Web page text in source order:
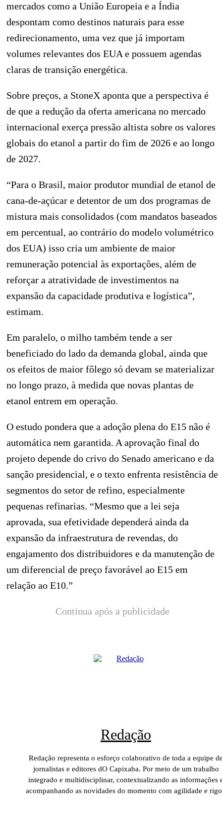
mercados como a União Europeia e a Índia
despontam como destinos naturais para esse
redirecionamento, uma vez que já importam
volumes relevantes dos EUA e possuem agendas
claras de transição energética.
Sobre preços, a StoneX aponta que a perspectiva é
de que a redução da oferta americana no mercado
internacional exerça pressão altista sobre os valores
globais do etanol a partir do fim de 2026 e ao longo
de 2027.
“Para o Brasil, maior produtor mundial de etanol de
cana-de-açúcar e detentor de um dos programas de
mistura mais consolidados (com mandatos baseados
em percentual, ao contrário do modelo volumétrico
dos EUA) isso cria um ambiente de maior
remuneração potencial às exportações, além de
reforçar a atratividade de investimentos na
expansão da capacidade produtiva e logística”,
estimam.
Em paralelo, o milho também tende a ser
beneficiado do lado da demanda global, ainda que
os efeitos de maior fôlego só devam se materializar
no longo prazo, à medida que novas plantas de
etanol entrem em operação.
O estudo pondera que a adoção plena do E15 não é
automática nem garantida. A aprovação final do
projeto depende do crivo do Senado americano e da
sanção presidencial, e o texto enfrenta resistência de
segmentos do setor de refino, especialmente
pequenas refinarias. “Mesmo que a lei seja
aprovada, sua efetividade dependerá ainda da
expansão da infraestrutura de revendas, do
engajamento dos distribuidores e da manutenção de
um diferencial de preço favorável ao E15 em
relação ao E10.”
Continua após a publicidade
Redação
Redação representa o esforço colaborativo de toda a equipe
jornalistas e editores dO Capixaba. Por meio de um trabalho
integrado e multidisciplinar, contextualizando as informações
acompanhando as novidades do momento com agilidade e